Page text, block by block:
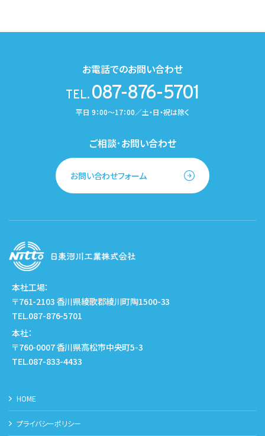
本社工場：
〒761-2103 香川県綾歌郡綾川町陶1500-33
TEL.087-876-5701
本社：
〒760-0007 香川県高松市中央町5-3
TEL.087-833-4433
お電話でのお問い合わせ
TEL.087-876-5701
平日 9：00～17：00／土・日・祝は除く
ご相談･お問い合わせ
お問い合わせフォーム
HOME
プライバシーポリシー